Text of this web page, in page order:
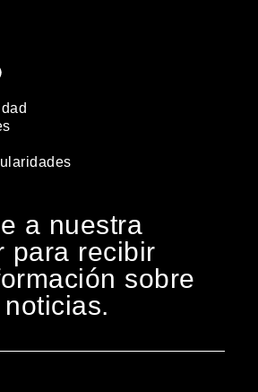
a nuestra
para recibir
sobre